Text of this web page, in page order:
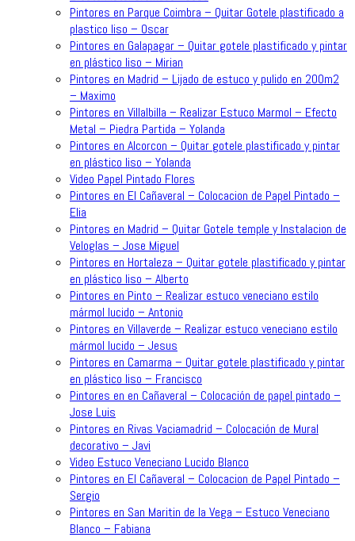
Pintores en Parque Coimbra – Quitar Gotele plastificado a
plastico liso – Oscar
Pintores en Galapagar – Quitar gotele plastificado y pintar
en plástico liso – Mirian
Pintores en Madrid – Lijado de estuco y pulido en 200m2
– Maximo
Pintores en Villalbilla – Realizar Estuco Marmol – Efecto
Metal – Piedra Partida – Yolanda
Pintores en Alcorcon – Quitar gotele plastificado y pintar
en plástico liso – Yolanda
Video Papel Pintado Flores
Pintores en El Cañaveral – Colocacion de Papel Pintado –
Elia
Pintores en Madrid – Quitar Gotele temple y Instalacion de
Veloglas – Jose Miguel
Pintores en Hortaleza – Quitar gotele plastificado y pintar
en plástico liso – Alberto
Pintores en Pinto – Realizar estuco veneciano estilo
mármol lucido – Antonio
Pintores en Villaverde – Realizar estuco veneciano estilo
mármol lucido – Jesus
Pintores en Camarma – Quitar gotele plastificado y pintar
en plástico liso – Francisco
Pintores en en Cañaveral – Colocación de papel pintado –
Jose Luis
Pintores en Rivas Vaciamadrid – Colocación de Mural
decorativo – Javi
Video Estuco Veneciano Lucido Blanco
Pintores en El Cañaveral – Colocacion de Papel Pintado –
Sergio
Pintores en San Maritin de la Vega – Estuco Veneciano
Blanco – Fabiana